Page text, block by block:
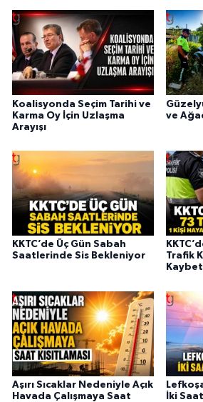
Koalisyonda Seçim Tarihi ve
Karma Oy İçin Uzlaşma
Arayışı
ve
KKTC’de Üç Gün Sabah
Saatlerinde Sis Bekleniyor
Trafik
Aşırı Sıcaklar Nedeniyle Açık
Havada Çalışmaya Saat
İki